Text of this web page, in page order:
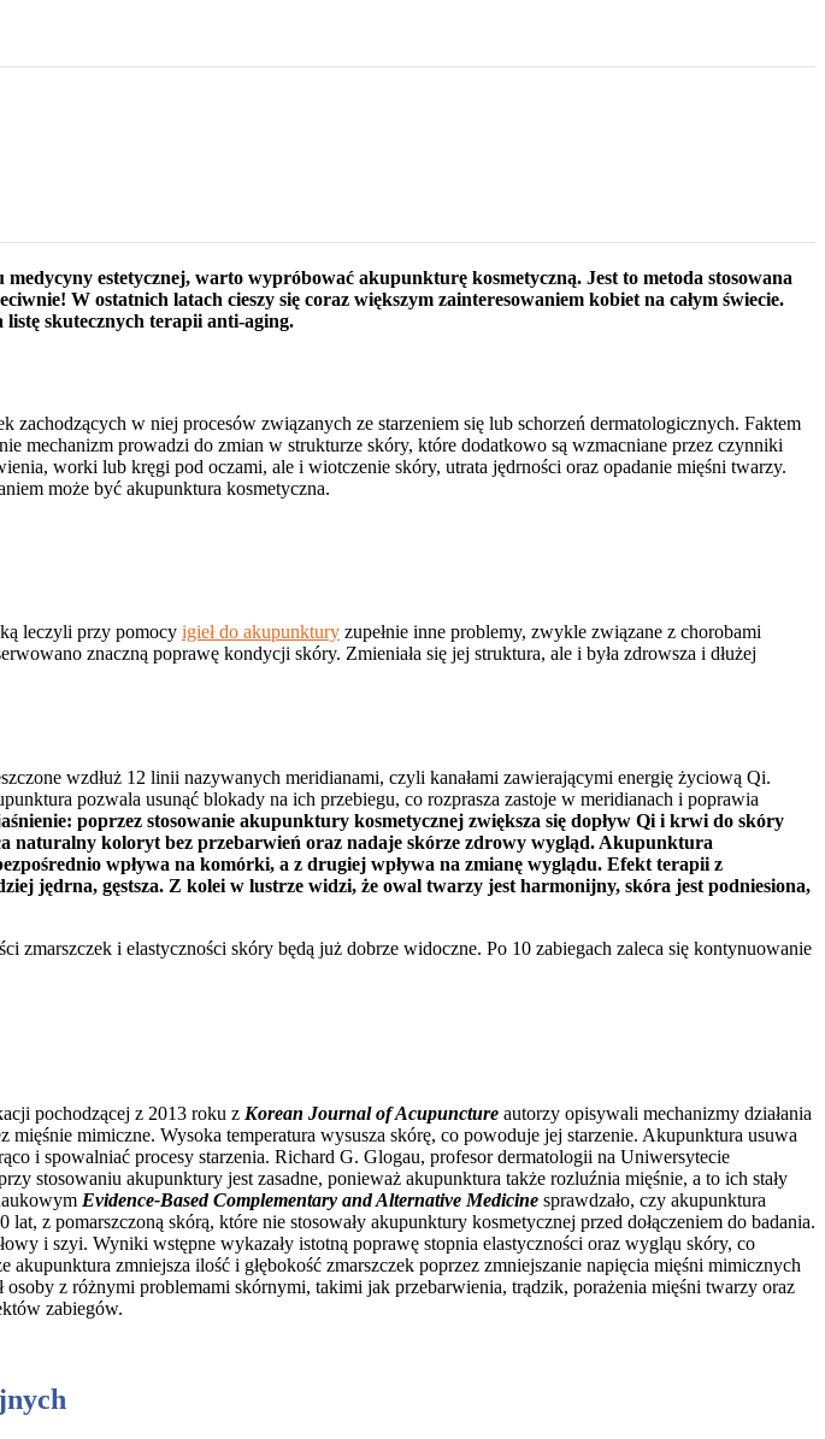
estetycznej, warto wypróbować akupunkturę kosmetyczną. Jest to metoda stosowana
W ostatnich latach cieszy się coraz większym zainteresowaniem kobiet na całym świecie.
skutecznych terapii anti-aging.
w niej procesów związanych ze starzeniem się lub schorzeń dermatologicznych. Faktem
mechanizm prowadzi do zmian w strukturze skóry, które dodatkowo są wzmacniane przez czynniki
worki lub kręgi pod oczami, ale i wiotczenie skóry, utrata jędrności oraz opadanie mięśni twarzy.
może być akupunktura kosmetyczna.
leczyli przy pomocy igieł do akupunktury zupełnie inne problemy, zwykle związane z chorobami
znaczną poprawę kondycji skóry. Zmieniała się jej struktura, ale i była zdrowsza i dłużej
wzdłuż 12 linii nazywanych meridianami, czyli kanałami zawierającymi energię życiową Qi.
pozwala usunąć blokady na ich przebiegu, co rozprasza zastoje w meridianach i poprawia
poprzez stosowanie akupunktury kosmetycznej zwiększa się dopływ Qi i krwi do skóry
naturalny koloryt bez przebarwień oraz nadaje skórze zdrowy wygląd. Akupunktura
wpływa na komórki, a z drugiej wpływa na zmianę wyglądu. Efekt terapii z
jędrna, gęstsza. Z kolei w lustrze widzi, że owal twarzy jest harmonijny, skóra jest podniesiona,
i elastyczności skóry będą już dobrze widoczne. Po 10 zabiegach zaleca się kontynuowanie
pochodzącej z 2013 roku z Korean Journal of Acupuncture autorzy opisywali mechanizmy działania
mimiczne. Wysoka temperatura wysusza skórę, co powoduje jej starzenie. Akupunktura usuwa
i spowalniać procesy starzenia. Richard G. Glogau, profesor dermatologii na Uniwersytecie
akupunktury jest zasadne, ponieważ akupunktura także rozluźnia mięśnie, a to ich stały
Evidence-Based Complementary and Alternative Medicine sprawdzało, czy akupunktura
z pomarszczoną skórą, które nie stosowały akupunktury kosmetycznej przed dołączeniem do badania.
i szyi. Wyniki wstępne wykazały istotną poprawę stopnia elastyczności oraz wygląu skóry, co
zmniejsza ilość i głębokość zmarszczek poprzez zmniejszanie napięcia mięśni mimicznych
z różnymi problemami skórnymi, takimi jak przebarwienia, trądzik, porażenia mięśni twarzy oraz
zabiegów.